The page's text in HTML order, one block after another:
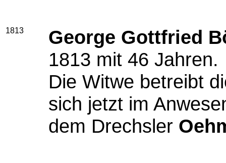
1813
George Gottfried
1813 mit 46 Jahren.
Die Witwe betreibt
sich jetzt im
dem Drechsler